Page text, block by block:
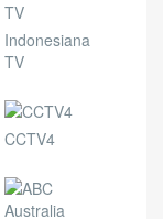
Indonesiana
TV
CCTV4